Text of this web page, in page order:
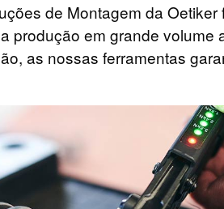
de Montagem da
produção em grande volume
as nossas ferramentas